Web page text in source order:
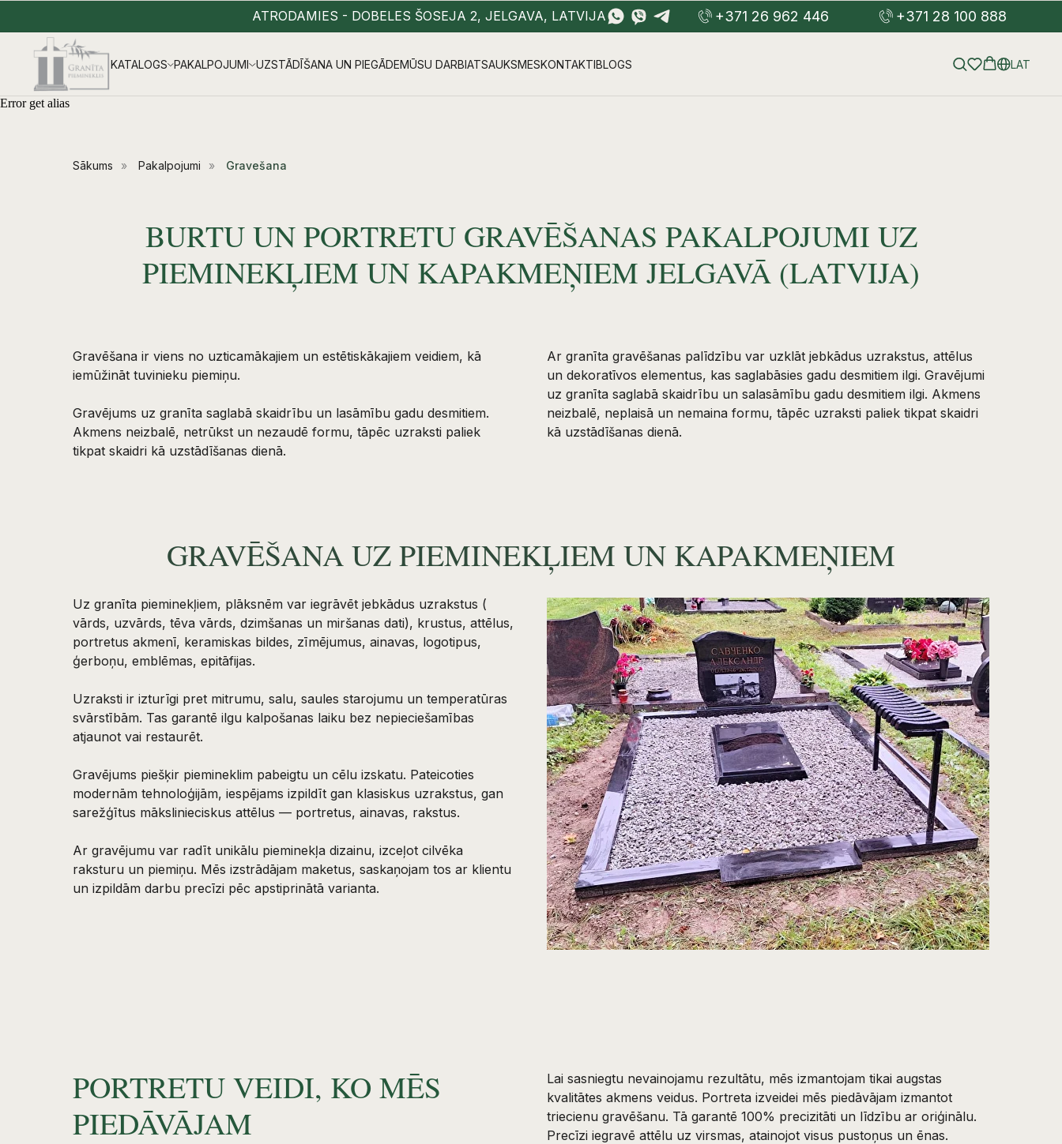
ATRODAMIES - DOBELES ŠOSEJA 2, JELGAVA, LATVIJA +371 26 962 446 +371 28 100 888
KATALOGS PAKALPOJUMI UZSTĀDĪŠANA UN PIEGĀDEMŪSU DARBIATSAUKSMESKONTAKTIBLOGS LAT
Error get alias
Sākums » Pakalpojumi » Gravešana
BURTU UN PORTRETU GRAVĒŠANAS PAKALPOJUMI UZ
PIEMINEKĻIEM UN KAPAKMEŅIEM JELGAVĀ (LATVIJA)
Gravēšana ir viens no uzticamākajiem un estētiskākajiem veidiem, kā
iemūžināt tuvinieku piemiņu.
Gravējums uz granīta saglabā skaidrību un lasāmību gadu desmitiem.
Akmens neizbalē, netrūkst un nezaudē formu, tāpēc uzraksti paliek
tikpat skaidri kā uzstādīšanas dienā.
Ar granīta gravēšanas palīdzību var uzklāt jebkādus uzrakstus, attēlus
un dekoratīvos elementus, kas saglabāsies gadu desmitiem ilgi. Gravējumi
uz granīta saglabā skaidrību un salasāmību gadu desmitiem ilgi. Akmens
neizbalē, neplaisā un nemaina formu, tāpēc uzraksti paliek tikpat skaidri
kā uzstādīšanas dienā.
GRAVĒŠANA UZ PIEMINEKĻIEM UN KAPAKMEŅIEM
Uz granīta pieminekļiem, plāksnēm var iegrāvēt jebkādus uzrakstus (
vārds, uzvārds, tēva vārds, dzimšanas un miršanas dati), krustus, attēlus,
portretus akmenī, keramiskas bildes, zīmējumus, ainavas, logotipus,
ģerboņu, emblēmas, epitāfijas.
Uzraksti ir izturīgi pret mitrumu, salu, saules starojumu un temperatūras
svārstībām. Tas garantē ilgu kalpošanas laiku bez nepieciešamības
atjaunot vai restaurēt.
Gravējums piešķir piemineklim pabeigtu un cēlu izskatu. Pateicoties
modernām tehnoloģijām, iespējams izpildīt gan klasiskus uzrakstus, gan
sarežģītus mākslinieciskus attēlus — portretus, ainavas, rakstus.
Ar gravējumu var radīt unikālu pieminekļa dizainu, izceļot cilvēka
raksturu un piemiņu. Mēs izstrādājam maketus, saskaņojam tos ar klientu
un izpildām darbu precīzi pēc apstiprinātā varianta.
PORTRETU VEIDI, KO MĒS
PIEDĀVĀJAM
Lai sasniegtu nevainojamu rezultātu, mēs izmantojam tikai augstas
kvalitātes akmens veidus. Portreta izveidei mēs piedāvājam izmantot
triecienu gravēšanu. Tā garantē 100% precizitāti un līdzību ar oriģinālu.
Precīzi iegravē attēlu uz virsmas, atainojot visus pustoņus un ēnas.